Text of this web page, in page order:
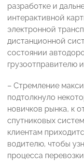
разработке и
интерактивной
электронной
дистанционной
состоянии
грузоотправителю
– Стремление
подтолкнуло
новичков рынка, к
спутниковых
клиентам
водителю, чтобы
процесса